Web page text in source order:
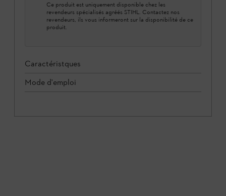
Ce produit est uniquement disponible chez les
revendeurs spécialisés agréés STIHL. Contactez nos
revendeurs, ils vous informeront sur la disponibilité de ce
produit.
Caractéristques
Mode d'emploi